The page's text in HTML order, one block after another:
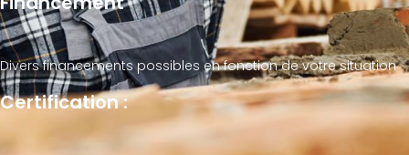
Divers financements possibles en fonction de votre situation
Certification :